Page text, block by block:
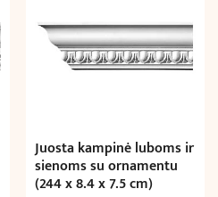
Juosta kampinė luboms ir
sienoms su ornamentu
(244 x 8.4 x 7.5 cm)